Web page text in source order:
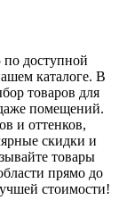
по доступной
каталоге. В
товаров для
помещений.
и оттенков,
скидки и
товары
прямо до
стоимости!